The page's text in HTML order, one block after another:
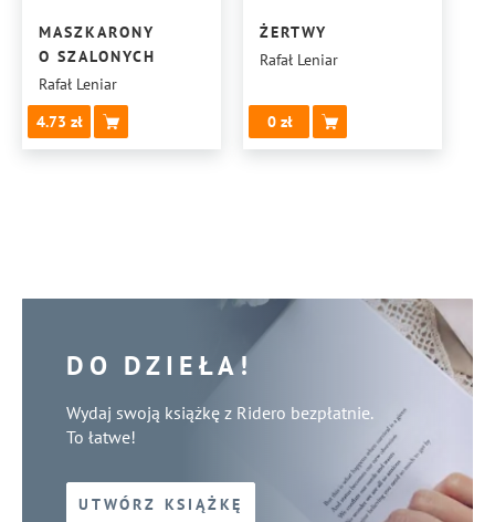
MASZKARONY
O SZALONYCH
Rafał Leniar
4.73
ŻERTWY
Rafał Leniar
0
DO DZIEŁA!
Wydaj swoją książkę z Ridero bezpłatnie.
To łatwe!
UTWÓRZ KSIĄŻKĘ